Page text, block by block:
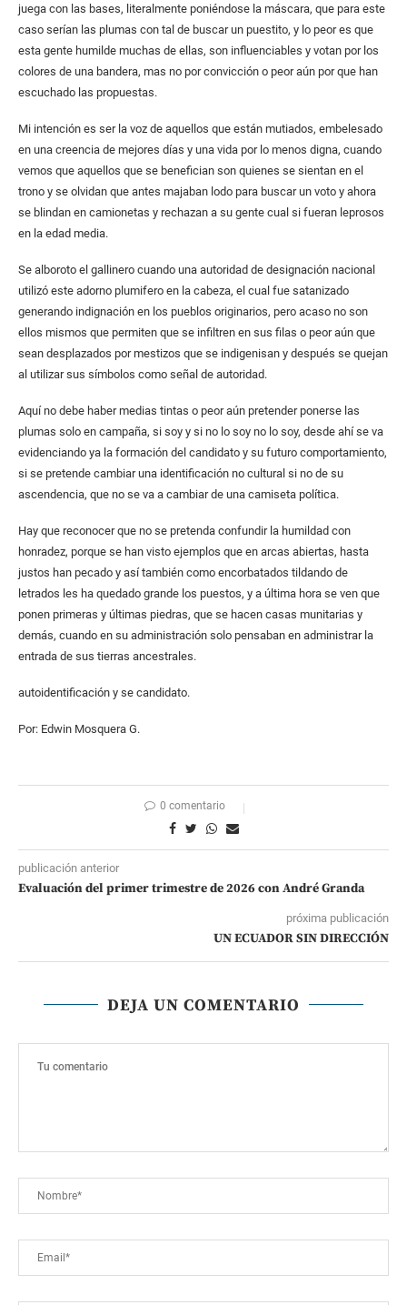
juega con las bases, literalmente poniéndose la máscara, que para este
caso serían las plumas con tal de buscar un puestito, y lo peor es que
esta gente humilde muchas de ellas, son influenciables y votan por los
colores de una bandera, mas no por convicción o peor aún por que han
escuchado las propuestas.
Mi intención es ser la voz de aquellos que están mutiados, embelesado
en una creencia de mejores días y una vida por lo menos digna, cuando
vemos que aquellos que se benefician son quienes se sientan en el
trono y se olvidan que antes majaban lodo para buscar un voto y ahora
se blindan en camionetas y rechazan a su gente cual si fueran leprosos
en la edad media.
Se alboroto el gallinero cuando una autoridad de designación nacional
utilizó este adorno plumifero en la cabeza, el cual fue satanizado
generando indignación en los pueblos originarios, pero acaso no son
ellos mismos que permiten que se infiltren en sus filas o peor aún que
sean desplazados por mestizos que se indigenisan y después se quejan
al utilizar sus símbolos como señal de autoridad.
Aquí no debe haber medias tintas o peor aún pretender ponerse las
plumas solo en campaña, si soy y si no lo soy no lo soy, desde ahí se va
evidenciando ya la formación del candidato y su futuro comportamiento,
si se pretende cambiar una identificación no cultural si no de su
ascendencia, que no se va a cambiar de una camiseta política.
Hay que reconocer que no se pretenda confundir la humildad con
honradez, porque se han visto ejemplos que en arcas abiertas, hasta
justos han pecado y así también como encorbatados tildando de
letrados les ha quedado grande los puestos, y a última hora se ven que
ponen primeras y últimas piedras, que se hacen casas munitarias y
demás, cuando en su administración solo pensaban en administrar la
entrada de sus tierras ancestrales.
autoidentificación y se candidato.
Por: Edwin Mosquera G.
0 comentario
publicación anterior
Evaluación del primer trimestre de 2026 con André Granda
próxima publicación
UN ECUADOR SIN DIRECCIÓN
DEJA UN COMENTARIO